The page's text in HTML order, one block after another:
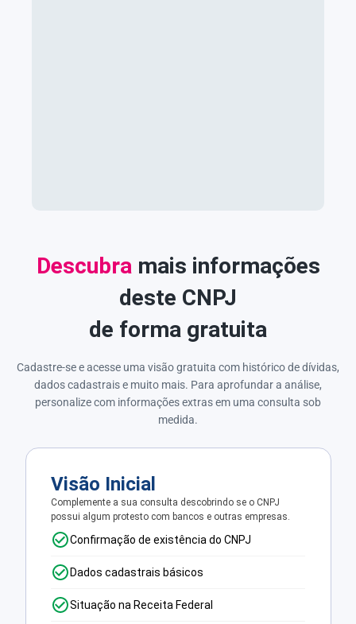
Descubra mais informações
deste CNPJ
de forma gratuita
Cadastre-se e acesse uma visão gratuita com histórico de dívidas,
dados cadastrais e muito mais. Para aprofundar a análise,
personalize com informações extras em uma consulta sob
medida.
Visão Inicial
Complemente a sua consulta descobrindo se o CNPJ
possui algum protesto com bancos e outras empresas.
Confirmação de existência do CNPJ
Dados cadastrais básicos
Situação na Receita Federal